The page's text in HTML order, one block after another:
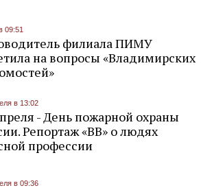
09:51
филиала ПИМУ
на вопросы «Владимирских
в 13:02
- День пожарной охраны
Репортаж «ВВ» о людях
профессии
в 09:36